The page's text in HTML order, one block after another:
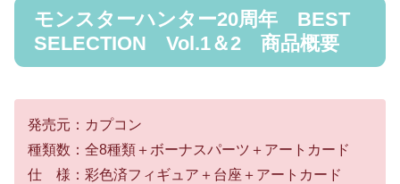
モンスターハンター20周年 BEST
SELECTION Vol.1＆2 商品概要
発売元：カプコン
種類数：全8種類＋ボーナスパーツ＋アートカード
仕 様：彩色済フィギュア＋台座＋アートカード